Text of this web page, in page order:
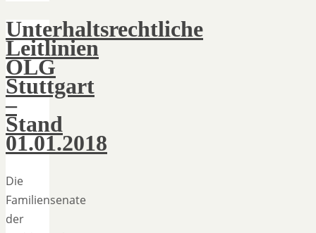
Unterhaltsrechtliche
Leitlinien
OLG
Stuttgart
–
Stand
01.01.2018
Die
Familiensenate
der